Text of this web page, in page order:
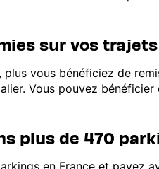
sur vos trajets
plus vous bénéficiez de
Vous pouvez bénéficier
plus de 470
en France et payez